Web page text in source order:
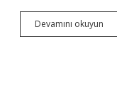
Devamını okuyun
1